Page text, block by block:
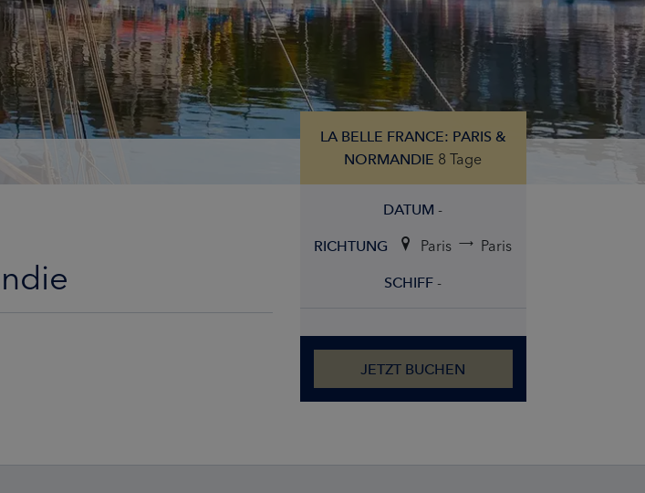
LA BELLE FRANCE: PARIS &
NORMANDIE 8 Tage
DATUM -
RICHTUNG Paris Paris
SCHIFF -
JETZT BUCHEN